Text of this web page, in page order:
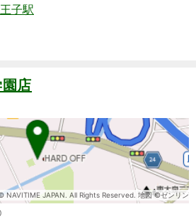
子駅
店
NAVITIME JAPAN. All Rights Reserved. 地図 ©ゼンリン